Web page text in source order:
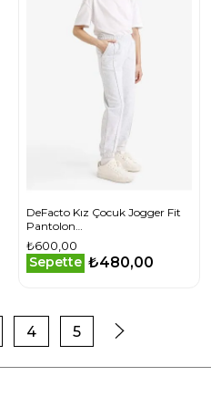
DeFacto Kız Çocuk Jogger Fit
Pantolon
X9036A625AUGR400
₺600,00
Sepette ₺480,00
4 5